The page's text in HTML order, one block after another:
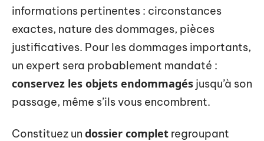
informations pertinentes : circonstances
exactes, nature des dommages, pièces
justificatives. Pour les dommages importants,
un expert sera probablement mandaté :
conservez les objets endommagés jusqu’à son
passage, même s’ils vous encombrent.
Constituez un dossier complet regroupant